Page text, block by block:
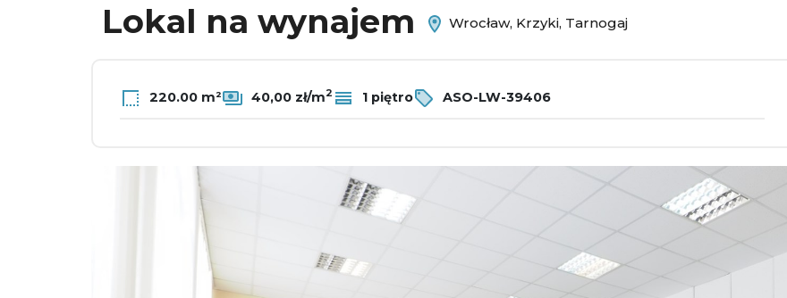
Lokal na wynajem Wrocław, Krzyki, Tarnogaj
220.00 m² 40,00 zł/m2 1 piętro ASO-LW-39406